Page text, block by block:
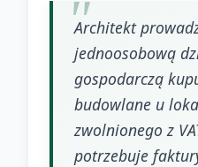
Architekt
jednoosobową
gospodarczą
budowlane u
zwolnionego z
potrzebuje